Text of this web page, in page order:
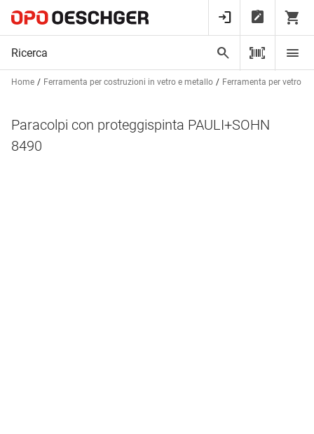
Home Ferramenta per costruzioni in vetro e metallo Ferramenta per vetro
Paracolpi con proteggispinta PAULI+SOHN
8490